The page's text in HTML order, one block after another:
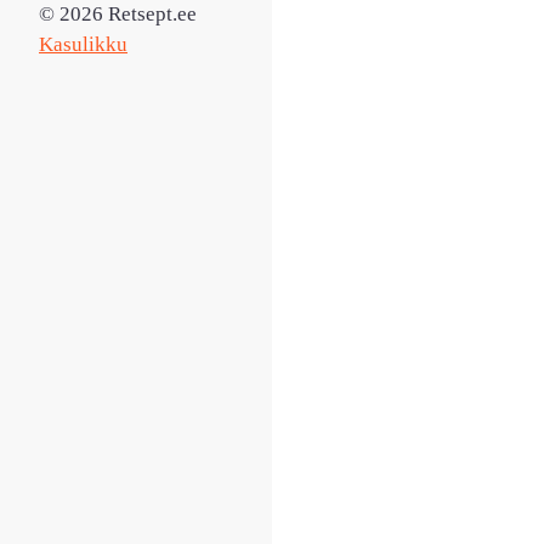
© 2026 Retsept.ee
Kasulikku